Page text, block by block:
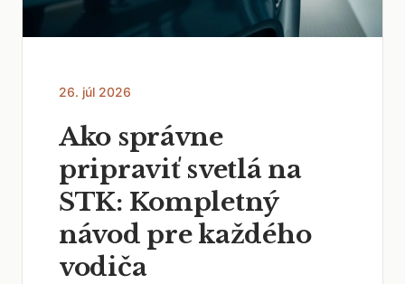
26. júl 2026
Ako správne
pripraviť svetlá na
STK: Kompletný
návod pre každého
vodiča